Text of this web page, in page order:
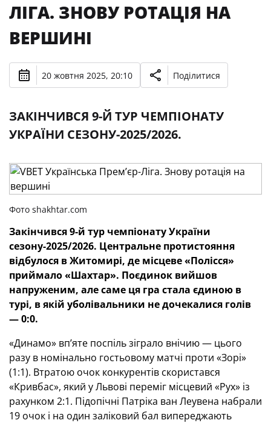
ЛІГА. ЗНОВУ РОТАЦІЯ НА
ВЕРШИНІ
20 жовтня 2025, 20:10 Поділитися
ЗАКІНЧИВСЯ 9-Й ТУР ЧЕМПІОНАТУ
УКРАЇНИ СЕЗОНУ-2025/2026.
Фото shakhtar.com
Закінчився 9-й тур чемпіонату України
сезону-2025/2026. Центральне протистояння
відбулося в Житомирі, де місцеве «Полісся»
приймало «Шахтар». Поєдинок вийшов
напруженим, але саме ця гра стала єдиною в
турі, в якій уболівальники не дочекалися голів
— 0:0.
«Динамо» вп’яте поспіль зіграло внічию — цього
разу в номінально гостьовому матчі проти «Зорі»
(1:1). Втратою очок конкурентів скористався
«Кривбас», який у Львові переміг місцевий «Рух» із
рахунком 2:1. Підопічні Патріка ван Леувена набрали
19 очок і на один заліковий бал випереджають